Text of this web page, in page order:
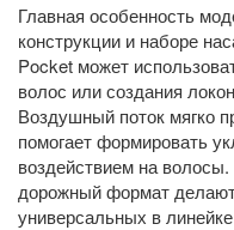
Главная особенность
конструкции и наборе
Pocket может
волос или создания
Воздушный поток мягко
помогает формировать
воздействием на
дорожный формат
универсальных в